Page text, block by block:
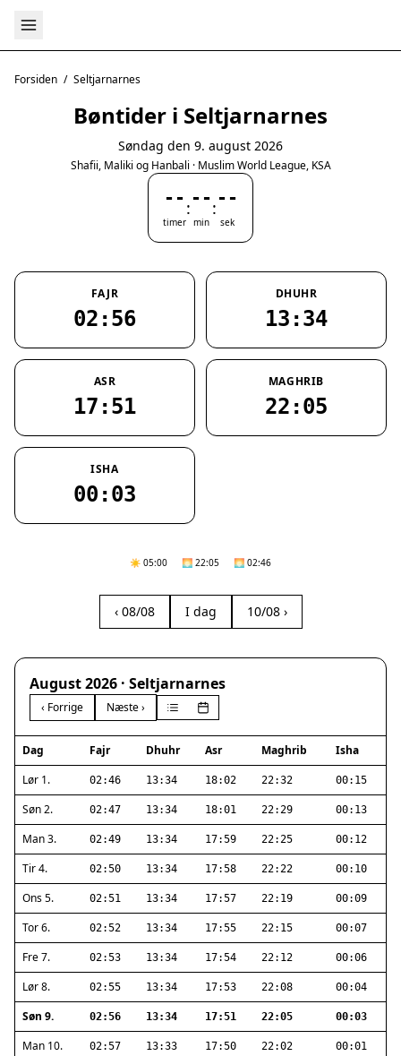
Forsiden / Seltjarnarnes
Bøntider i Seltjarnarnes
Søndag den 9. august 2026
Shafii, Maliki og Hanbali · Muslim World League, KSA
--
timer
:--
min
:--
sek
FAJR
02:56
DHUHR
13:34
ASR
17:51
MAGHRIB
22:05
ISHA
00:03
☀️ 05:00 🌅 22:05 🌅 02:46
‹ 08/08 I dag 10/08 ›
August 2026 · Seltjarnarnes
‹ Forrige Næste ›
Dag Fajr Dhuhr Asr Maghrib
Isha
Lør 1.
02:46 13:34 18:02 22:32 00:15
Søn 2. 02:47 13:34 18:01 22:29 00:13
Man 3. 02:49 13:34 17:59 22:25 00:12
Tir 4. 02:50 13:34 17:58 22:22 00:10
Ons 5. 02:51 13:34 17:57 22:19 00:09
Tor 6. 02:52 13:34 17:55 22:15 00:07
Fre 7. 02:53 13:34 17:54 22:12 00:06
Lør 8. 02:55 13:34 17:53 22:08 00:04
Søn 9. 02:56 13:34 17:51 22:05 00:03
Man 10. 02:57 13:33 17:50 22:02 00:01